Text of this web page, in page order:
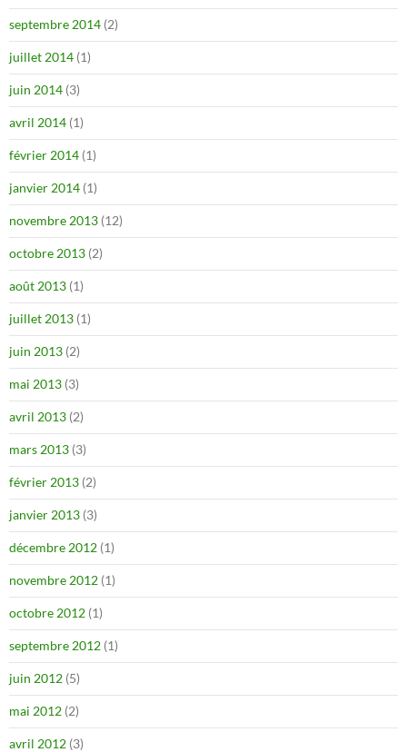
septembre 2014 (2)
juillet 2014 (1)
juin 2014 (3)
avril 2014 (1)
février 2014 (1)
janvier 2014 (1)
novembre 2013 (12)
octobre 2013 (2)
août 2013 (1)
juillet 2013 (1)
juin 2013 (2)
mai 2013 (3)
avril 2013 (2)
mars 2013 (3)
février 2013 (2)
janvier 2013 (3)
décembre 2012 (1)
novembre 2012 (1)
octobre 2012 (1)
septembre 2012 (1)
juin 2012 (5)
mai 2012 (2)
avril 2012 (3)